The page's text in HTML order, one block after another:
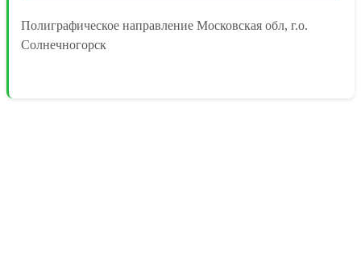
Полиграфическое направление Московская обл, г.о.
Солнечногорск